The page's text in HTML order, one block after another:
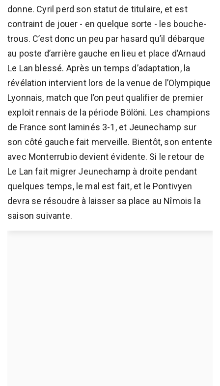
donne. Cyril perd son statut de titulaire, et est
contraint de jouer - en quelque sorte - les bouche-
trous. C’est donc un peu par hasard qu’il débarque
au poste d’arrière gauche en lieu et place d’Arnaud
Le Lan blessé. Après un temps d’adaptation, la
révélation intervient lors de la venue de l’Olympique
Lyonnais, match que l’on peut qualifier de premier
exploit rennais de la période Bölöni. Les champions
de France sont laminés 3-1, et Jeunechamp sur
son côté gauche fait merveille. Bientôt, son entente
avec Monterrubio devient évidente. Si le retour de
Le Lan fait migrer Jeunechamp à droite pendant
quelques temps, le mal est fait, et le Pontivyen
devra se résoudre à laisser sa place au Nîmois la
saison suivante.